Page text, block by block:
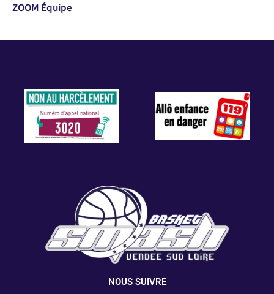
ZOOM Équipe
NOUS SUIVRE